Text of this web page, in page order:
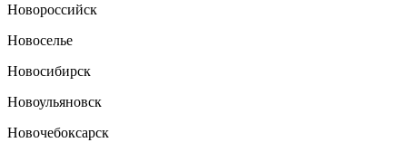
Новороссийск
Новоселье
Новосибирск
Новоульяновск
Новочебоксарск